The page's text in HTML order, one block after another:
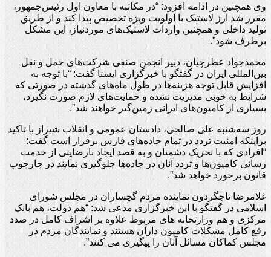
وی همچنین در ادامه افزود: “در مکاتبه با معاون اول رئیس‌جمهور،
مقرر شد ارز لاستیک با اولویت ویژه تخصیص پیدا کند و از طریق
تولید داخلی و همچنین واردات لاستیک‌های موردنیاز، این مشکل
برطرف شود”.
محمدجواد عطرچیان، دبیر انجمن صنفی شرکت‌های حمل و نقل
بین‌المللی ایران در گفتگو با خبرگزاری ایسنا گفت: “با توجه به
افزایش قابل توجه هزینه‌ها در طول ماه‌های گذشته در صورتی که
شرایط به خوبی مدیریت نشده و حمایت‌های لازم صورت نگیرد،
بسیاری از کامیون‌های ایرانی زمین‌گیر خواهند شد”.
روز سه‌شنبه علی صالحی، دادستان عمومی و انقلاب شیراز با تاکید
براینکه امنیت تردد در تمام جاده‌های فارس برقرار است گفت:
“افرادی که با تحریک دشمنان و به قصد ایجاد نارضایتی از خدمت
رسانی کامیون‌ها و تردد آنان در جاده‌ها جلوگیری نمایند در چارچوب
قانون برخورد خواهد شد”.
غلامرضا تاجگردون نماینده مردم گچساران در مجلس شورای
اسلامی در گفتگو با این خبرگزاری مدعی شد: “هم دولت، هم بانک
مرکزی و هم وزارتخانه های مربوط علاوه بر اشراف کامل در صدد
رفع کامل مشکلات کامیون داران هستند و نمایندگان مردم در
مجلس کماکان مسائل آنان را پیگیری می کنند”.